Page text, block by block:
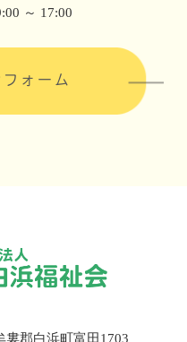
～ 17:00
ォーム
郡白浜町富田1703